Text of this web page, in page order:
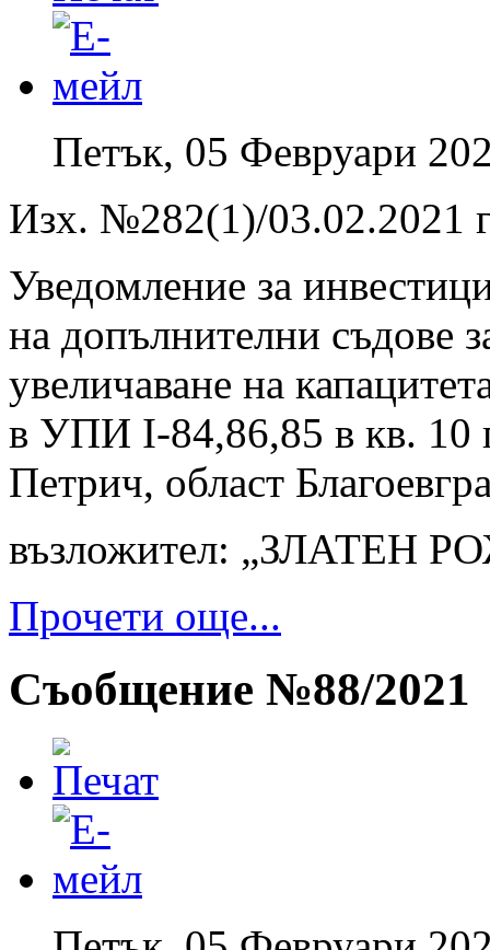
Петък, 05 Февруари
Изх. №282(1)/03.02.2021
Уведомление за
на допълнителни съдове
увеличаване на
в УПИ І-84,86,85 в кв. 10
Петрич, област
възложител: „ЗЛАТЕН
Прочети още...
Съобщение №88/2021